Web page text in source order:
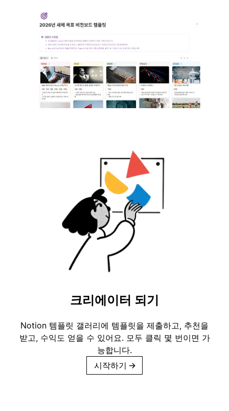
크리에이터 되기
Notion 템플릿 갤러리에 템플릿을 제출하고, 추천을
받고, 수익도 얻을 수 있어요. 모두 클릭 몇 번이면 가
능합니다.
시작하기 →